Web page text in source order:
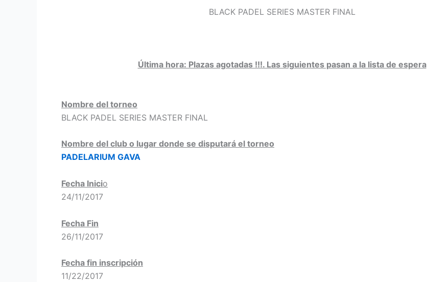
BLACK PADEL SERIES MASTER FINAL
Última hora: Plazas agotadas !!!. Las siguientes pasan a la lista de espera
Nombre del torneo
BLACK PADEL SERIES MASTER FINAL
Nombre del club o lugar donde se disputará el torneo
PADELARIUM GAVA
Fecha Inicio
24/11/2017
Fecha Fin
26/11/2017
Fecha fin inscripción
11/22/2017